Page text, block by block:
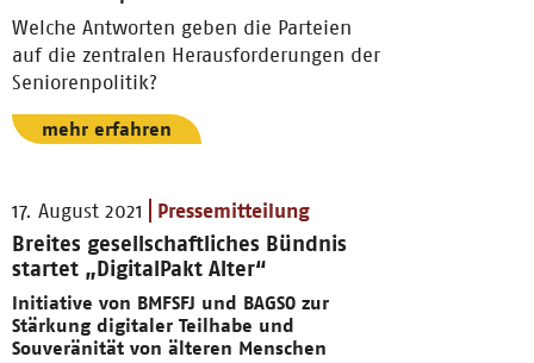
Welche Antworten geben die Parteien
auf die zentralen Herausforderungen der
Seniorenpolitik?
mehr erfahren
17. August 2021 Pressemitteilung
Breites gesellschaftliches Bündnis
startet „DigitalPakt Alter“
Initiative von BMFSFJ und BAGSO zur
Stärkung digitaler Teilhabe und
Souveränität von älteren Menschen